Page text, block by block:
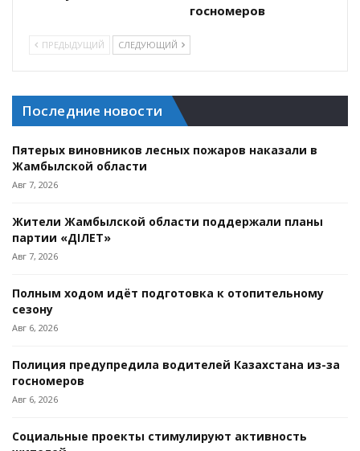
госномеров
ПРЕДЫДУЩИЙ СЛЕДУЮЩИЙ
Последние новости
Пятерых виновников лесных пожаров наказали в
Жамбылской области
Авг 7, 2026
Жители Жамбылской области поддержали планы
партии «ӘДІЛЕТ»
Авг 7, 2026
Полным ходом идёт подготовка к отопительному
сезону
Авг 6, 2026
Полиция предупредила водителей Казахстана из-за
госномеров
Авг 6, 2026
Социальные проекты стимулируют активность